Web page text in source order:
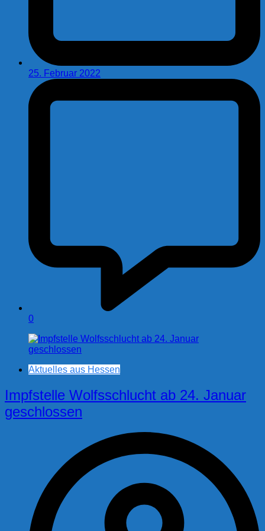
25. Februar 2022
0
Aktuelles aus Hessen
Impfstelle Wolfsschlucht ab 24. Januar
geschlossen